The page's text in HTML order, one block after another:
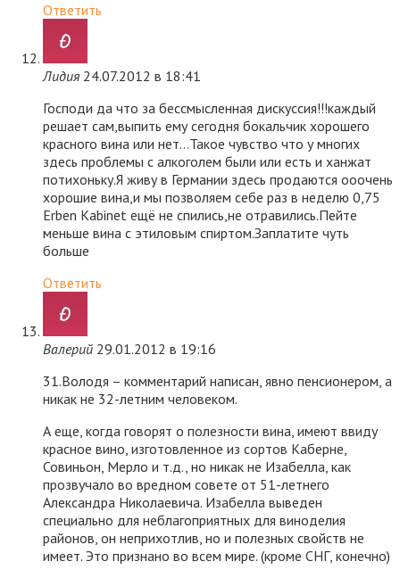
Ответить
Лидия 24.07.2012 в 18:41
Господи да что за бессмысленная дискуссия!!!каждый
решает сам,выпить ему сегодня бокальчик хорошего
красного вина или нет…Такое чувство что у многих
здесь проблемы с алкоголем были или есть и ханжат
потихоньку.Я живу в Германии здесь продаются ооочень
хорошие вина,и мы позволяем себе раз в неделю 0,75
Erben Kabinet ещё не спились,не отравились.Пейте
меньше вина с этиловым спиртом.Заплатите чуть
больше
Ответить
Валерий 29.01.2012 в 19:16
31.Володя – комментарий написан, явно пенсионером, а
никак не 32-летним человеком.
А еще, когда говорят о полезности вина, имеют ввиду
красное вино, изготовленное из сортов Каберне,
Совиньон, Мерло и т.д., но никак не Изабелла, как
прозвучало во вредном совете от 51-летнего
Александра Николаевича. Изабелла выведен
специально для неблагоприятных для виноделия
районов, он неприхотлив, но и полезных свойств не
имеет. Это признано во всем мире. (кроме СНГ, конечно)